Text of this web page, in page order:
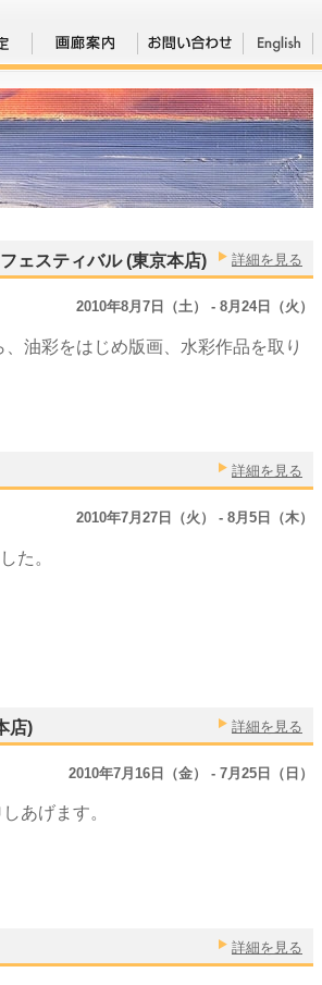
ェスティバル (東京本店) 詳細を見る
2010年8月7日（土） - 8月24日（火）
油彩をはじめ版画、水彩作品を取り
詳細を見る
2010年7月27日（火） - 8月5日（木）
た。
店) 詳細を見る
2010年7月16日（金） - 7月25日（日）
あげます。
詳細を見る